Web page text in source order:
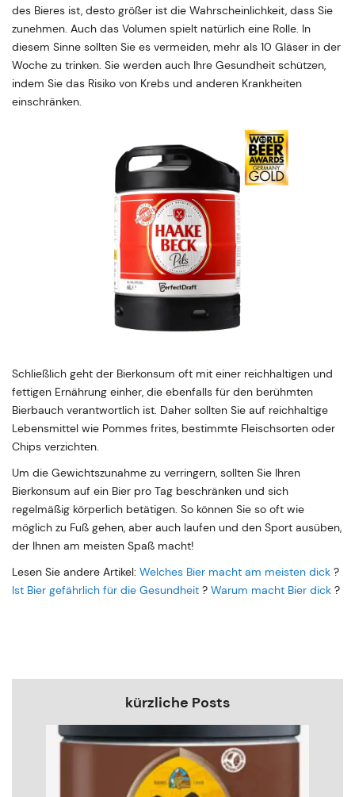
des Bieres ist, desto größer ist die Wahrscheinlichkeit, dass Sie
zunehmen. Auch das Volumen spielt natürlich eine Rolle. In
diesem Sinne sollten Sie es vermeiden, mehr als 10 Gläser in der
Woche zu trinken. Sie werden auch Ihre Gesundheit schützen,
indem Sie das Risiko von Krebs und anderen Krankheiten
einschränken.
Schließlich geht der Bierkonsum oft mit einer reichhaltigen und
fettigen Ernährung einher, die ebenfalls für den berühmten
Bierbauch verantwortlich ist. Daher sollten Sie auf reichhaltige
Lebensmittel wie Pommes frites, bestimmte Fleischsorten oder
Chips verzichten.
Um die Gewichtszunahme zu verringern, sollten Sie Ihren
Bierkonsum auf ein Bier pro Tag beschränken und sich
regelmäßig körperlich betätigen. So können Sie so oft wie
möglich zu Fuß gehen, aber auch laufen und den Sport ausüben,
der Ihnen am meisten Spaß macht!
Lesen Sie andere Artikel: Welches Bier macht am meisten dick ?
Ist Bier gefährlich für die Gesundheit ? Warum macht Bier dick ?
kürzliche Posts